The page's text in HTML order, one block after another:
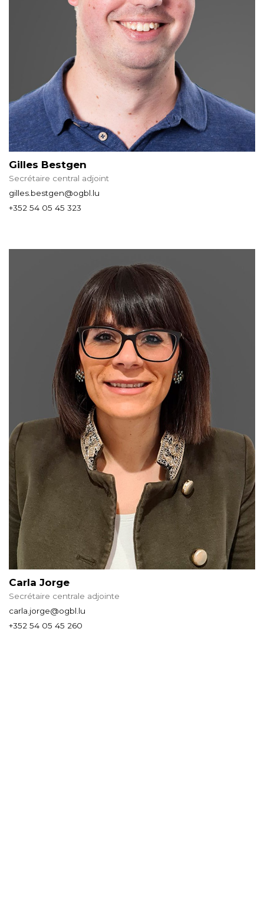
Gilles Bestgen
Secrétaire central adjoint
gilles.bestgen@ogbl.lu
+352 54 05 45 323
Carla Jorge
Secrétaire centrale adjointe
carla.jorge@ogbl.lu
+352 54 05 45 260